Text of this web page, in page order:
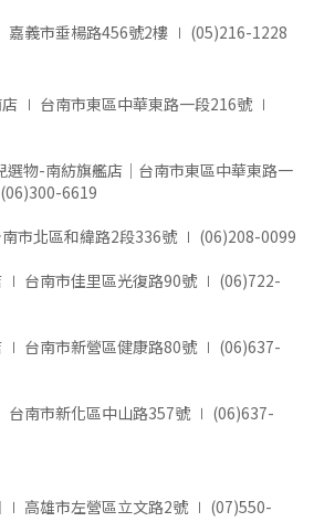
嘉義市垂楊路456號2樓 ∣ (05)216-1228
∣ 台南市東區中華東路一段216號 ∣
選物-南紡旗艦店｜台南市東區中華東路一
6619
市北區和緯路2段336號 ∣ (06)208-0099
∣ 台南市佳里區光復路90號 ∣ (06)722-
∣ 台南市新營區健康路80號 ∣ (06)637-
台南市新化區中山路357號 ∣ (06)637-
∣ 高雄市左營區立文路2號 ∣ (07)550-